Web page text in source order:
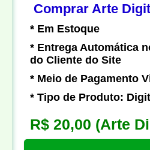
Comprar Arte
* Em Estoque
* Entrega Automática
do Cliente do Site
* Meio de Pagamento
* Tipo de Produto:
R$ 20,00 (Arte